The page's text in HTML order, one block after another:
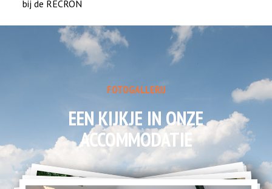
bij de RECRON
FOTOGALLERIJ
EEN KIJKJE IN ONZE
ACCOMMODATIE